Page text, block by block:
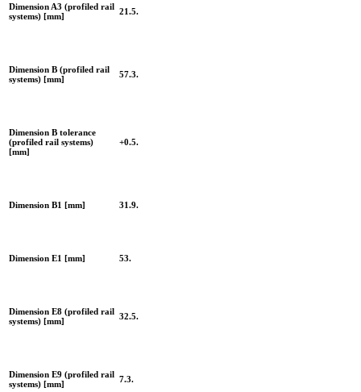
Dimension A3 (profiled rail
systems) [mm]
21.5.
Dimension B (profiled rail
systems) [mm]
57.3.
Dimension B tolerance
(profiled rail systems)
[mm]
+0.5.
Dimension B1 [mm] 31.9.
Dimension E1 [mm] 53.
Dimension E8 (profiled rail
systems) [mm]
32.5.
Dimension E9 (profiled rail
systems) [mm]
7.3.